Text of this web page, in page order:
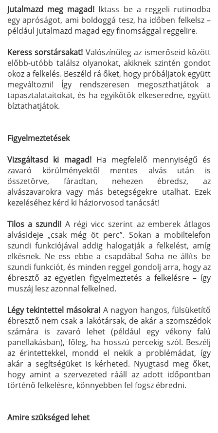
Jutalmazd meg magad! Iktass be a reggeli rutinodba
egy apróságot, ami boldoggá tesz, ha időben felkelsz –
például jutalmazd magad egy finomsággal reggelire.
Keress sorstársakat! Valószínűleg az ismerőseid között
előbb-utóbb találsz olyanokat, akiknek szintén gondot
okoz a felkelés. Beszéld rá őket, hogy próbáljatok együtt
megváltozni! Így rendszeresen megoszthatjátok a
tapasztalataitokat, és ha egyikőtök elkeseredne, együtt
bíztathatjátok.
Figyelmeztetések
Vizsgáltasd ki magad!Ha megfelelő mennyiségű és
zavaró körülményektől mentes alvás után is
összetörve, fáradtan, nehezen ébredsz, az
alvászavarokra vagy más betegségekre utalhat. Ezek
kezeléséhez kérd ki háziorvosod tanácsát!
Tilos a szundi! A régi vicc szerint az emberek átlagos
alvásideje „csak még öt perc”. Sokan a mobiltelefon
szundi funkciójával addig halogatják a felkelést, amíg
elkésnek. Ne ess ebbe a csapdába! Soha ne állíts be
szundi funkciót, és minden reggel gondolj arra, hogy az
ébresztő az egyetlen figyelmeztetés a felkelésre – így
muszáj lesz azonnal felkelned.
Légy tekintettel másokra! A nagyon hangos, fülsüketítő
ébresztő nem csak a lakótársak, de akár a szomszédok
számára is zavaró lehet (például egy vékony falú
panellakásban), főleg, ha hosszú percekig szól. Beszélj
az érintettekkel, mondd el nekik a problémádat, így
akár a segítségüket is kérheted. Nyugtasd meg őket,
hogy amint a szervezeted rááll az adott időpontban
történő felkelésre, könnyebben fel fogsz ébredni.
Amire szükséged lehet